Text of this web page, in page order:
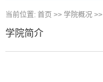
当前位置: 首页 >> 学院概况>>
学院简介